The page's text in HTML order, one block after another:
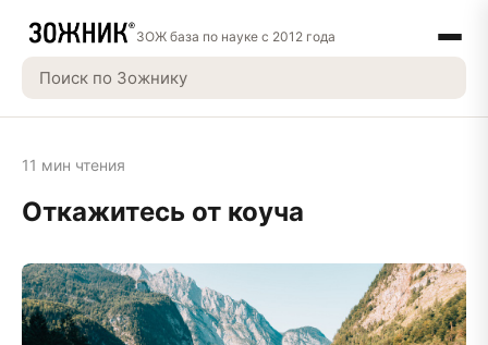
ЗОЖ база по науке с 2012 года
11 мин чтения
Откажитесь от коуча